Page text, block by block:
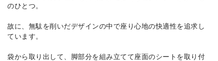
のひとつ。
故に、無駄を削いだデザインの中で座り心地の快適性を追求し
ています。
袋から取り出して、脚部分を組み立てて座面のシートを取り付